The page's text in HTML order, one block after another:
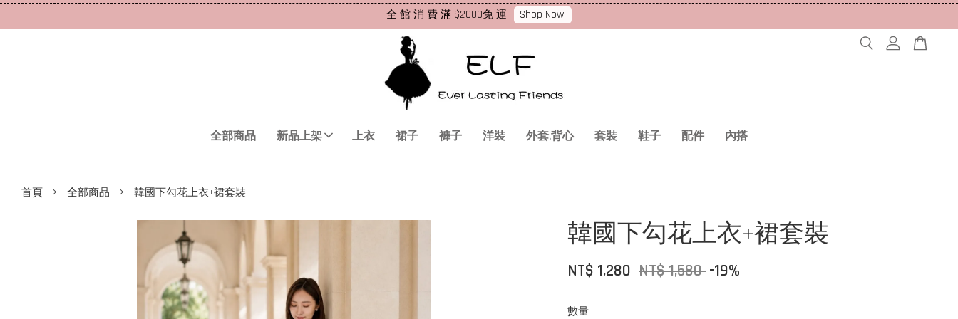
全 館 消 費 滿 $2000免 運 Shop Now!
全部商品 新品上架 上衣 裙子 褲子 洋裝 外套.背心 套裝 鞋子 配件 內搭
首頁 › 全部商品 › 韓國下勾花上衣+裙套裝
韓國下勾花上衣+裙套裝
NT$ 1,280 NT$ 1,580-19%
數量